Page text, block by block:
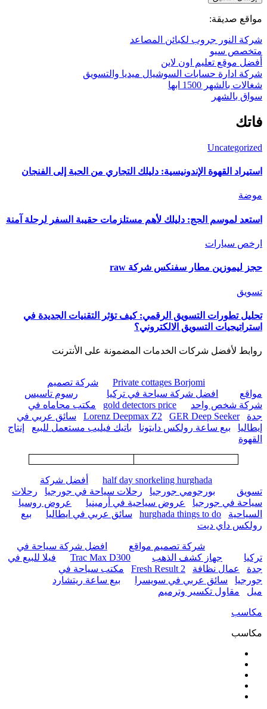
مواقع صديقة:
شركة النور جروب لكبائن المصاعد
متخصص سيو
أفضل موقع تعليم اون لاين
شركة ادارة حسابات السوشيال ميديا والتسويق
شغالات بالشهر 1500 ابها
سواق بالشهر
فاتك
Uncategorized
استيراد القهوة الإندونيسية: دليلك التجاري من الحبة إلى الفنجان
موضة
استعد لموسم الحج: دليلك لأهم مستلزمات حقيبة السفر لرحلة آمنة
ارخص سيارات
حجز ليموزين مطار سفنكس شركة raw
تسويق
تحليل تطورات التسويق الرقمي: كيف تؤثر التقنيات الجديدة في
استراتيجيات التسويق الالكتروني؟
روابط لأفضل شركات الخدمات المضمونة على الأنترنت
Private cottages Borjomi
شركة تصميم
مواقع
افضل شركة سياحة في تركيا
رسوم تاسيس
شركة شخص واحد
gold detectors price
مكتب محاماه في
جدة
Lorenz Deepmax Z2 GER Deep Seeker
سائق عربي في
إيطاليا
بيع ساعة رولكس دايتونا باتيك فيليب مستعمل للبيع
إنتاج
القهوة
half day snorkeling hurghada
أفضل شركة
تسويق
بورجومي جورجيا رحلات سياحة في جورجيا
رحلات
سياحة في جورجيا
عروض سياحية في أرمينيا
عروض روسيا
السياحية
hurghada things to do سائق عربي في ايطاليا
بيع
رولكس داي ديت
شركة تصميم مواقع
افضل شركة سياحة في
تركيا
جهاز كشف الذهب Trac Max D300
فيلا للبيع في
جدة
عمال نظافة Fresh Result 2
مكتب سياحة في
جورجيا
سائق عربي في سويسرا
بيع ساعة ريتشارد
ميل
مقاول تكسير وترميم
مكاسب
مكاسب